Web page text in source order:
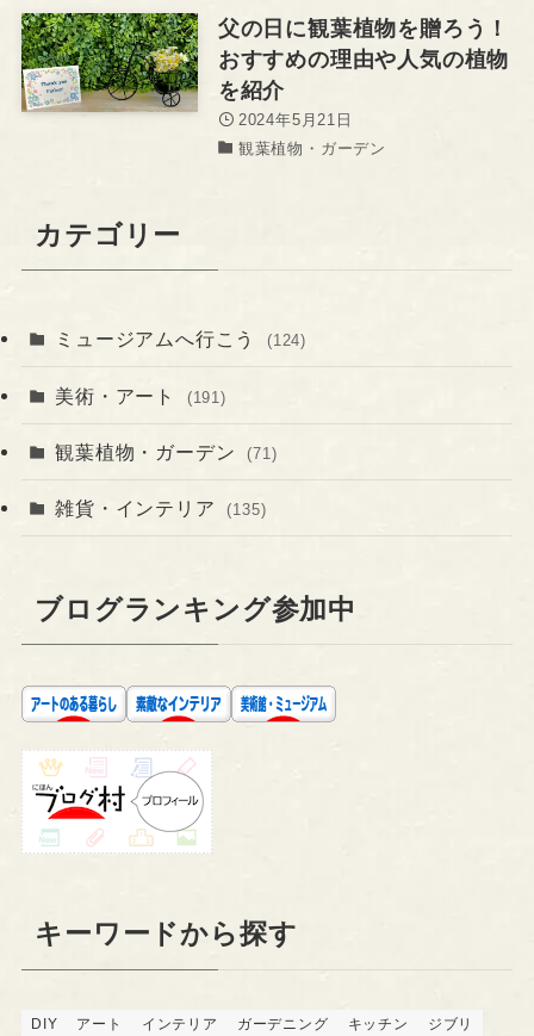
父の日に観葉植物を贈ろう！
おすすめの理由や人気の植物
を紹介
2024年5月21日
観葉植物・ガーデン
カテゴリー
ミュージアムへ行こう (124)
美術・アート (191)
観葉植物・ガーデン (71)
雑貨・インテリア (135)
ブログランキング参加中
キーワードから探す
DIY アート インテリア ガーデニング キッチン ジブリ